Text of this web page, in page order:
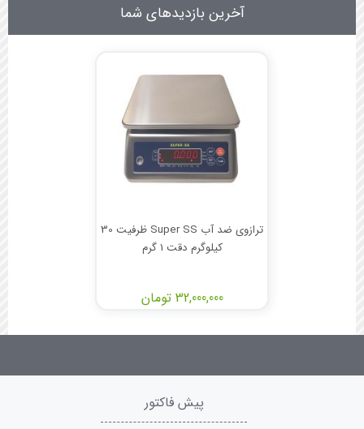
آخرین بازدیدهای شما
ترازوی ضد آب Super SS ظرفیت 30
کیلوگرم دقت 1 گرم
32,000,000 تومان
پیش فاکتور